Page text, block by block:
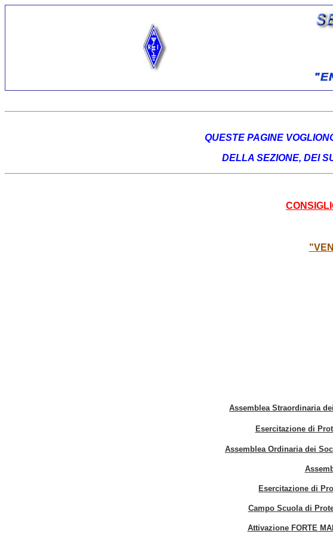
QUESTE PAGINE
DELLA SEZIONE, DEI
Assemblea Straordinaria
Esercitazione di
Assemblea Ordinaria dei
Esercitazione di
Campo Scuola di
Attivazione FORTE